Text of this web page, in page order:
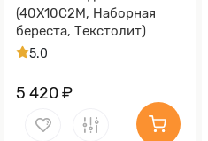
(40Х10С2М, Наборная
береста, Текстолит)
5.0
5 420 ₽